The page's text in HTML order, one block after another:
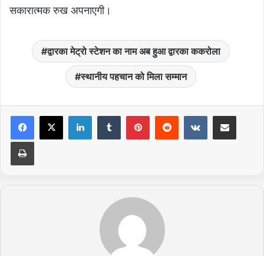
सकारात्मक रुख अपनाएगी।
द्वारका मेट्रो स्टेशन का नाम अब हुआ द्वारका ककरोला
स्थानीय पहचान को मिला सम्मान